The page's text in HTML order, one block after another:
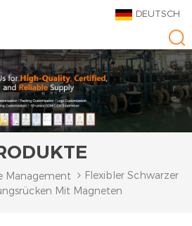
DEUTSCH
Management
Flexibler Schwarzer
Mit Magneten